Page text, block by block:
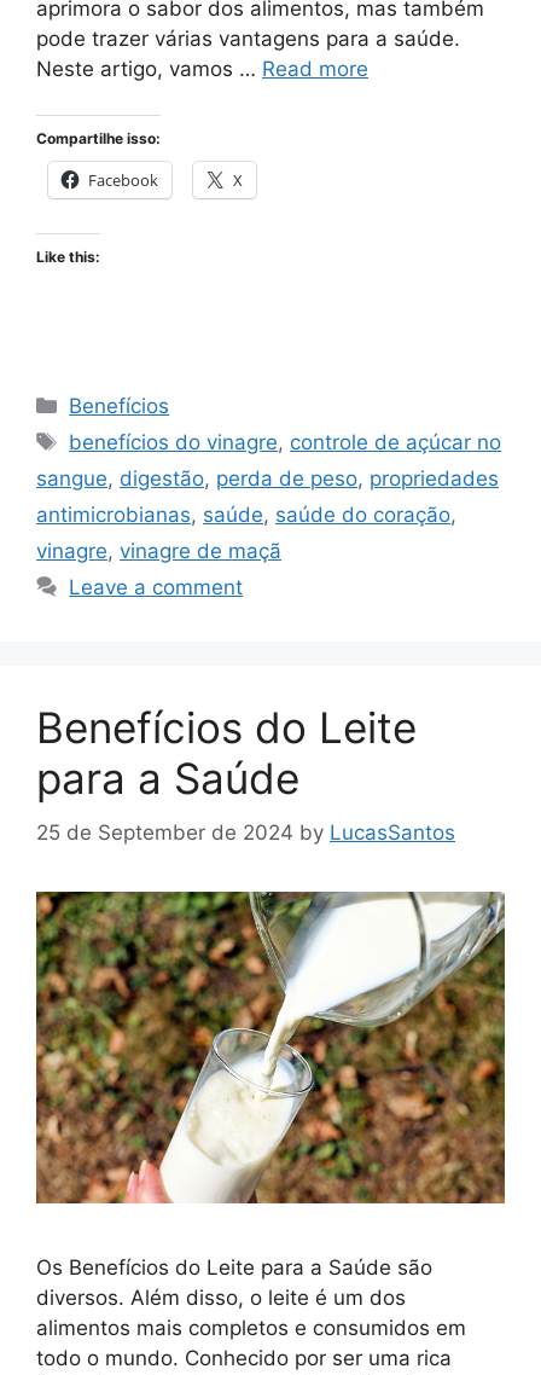
aprimora o sabor dos alimentos, mas também
pode trazer várias vantagens para a saúde.
Neste artigo, vamos … Read more
Compartilhe isso:
Facebook X
Like this:
Categories
Benefícios
Tags
benefícios do vinagre, controle de açúcar no
sangue, digestão, perda de peso, propriedades
antimicrobianas, saúde, saúde do coração,
vinagre, vinagre de maçã
Leave a comment
Benefícios do Leite
para a Saúde
25 de September de 2024 by LucasSantos
Os Benefícios do Leite para a Saúde são
diversos. Além disso, o leite é um dos
alimentos mais completos e consumidos em
todo o mundo. Conhecido por ser uma rica